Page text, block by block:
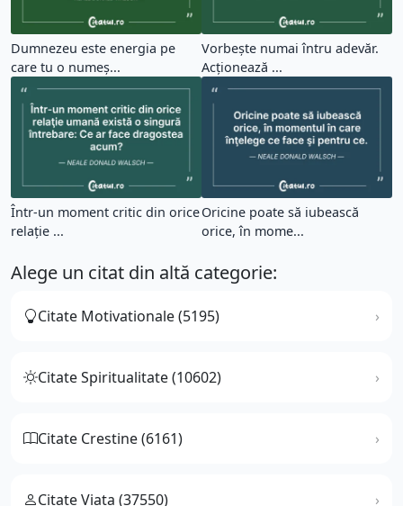
Dumnezeu este energia pe
care tu o numeş...
Vorbeşte numai întru adevăr.
Acţionează ...
Într-un moment critic din orice
relaţie ...
Oricine poate să iubească
orice, în mome...
Alege un citat din altă categorie:
Citate Motivationale (5195)
Citate Spiritualitate (10602)
Citate Crestine (6161)
Citate Viata (37550)